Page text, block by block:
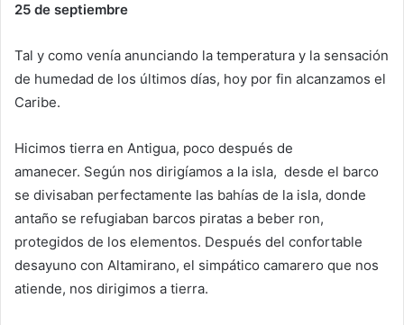
25 de septiembre
Tal y como venía anunciando la temperatura y la sensación
de humedad de los últimos días, hoy por fin alcanzamos el
Caribe.
Hicimos tierra en Antigua, poco después de
amanecer. Según nos dirigíamos a la isla, desde el barco
se divisaban perfectamente las bahías de la isla, donde
antaño se refugiaban barcos piratas a beber ron,
protegidos de los elementos. Después del confortable
desayuno con Altamirano, el simpático camarero que nos
atiende, nos dirigimos a tierra.